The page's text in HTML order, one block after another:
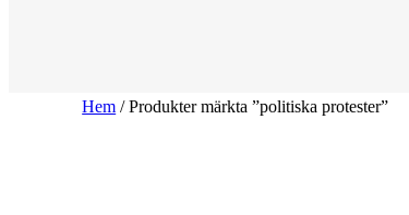
Hem / Produkter märkta ”politiska protester”